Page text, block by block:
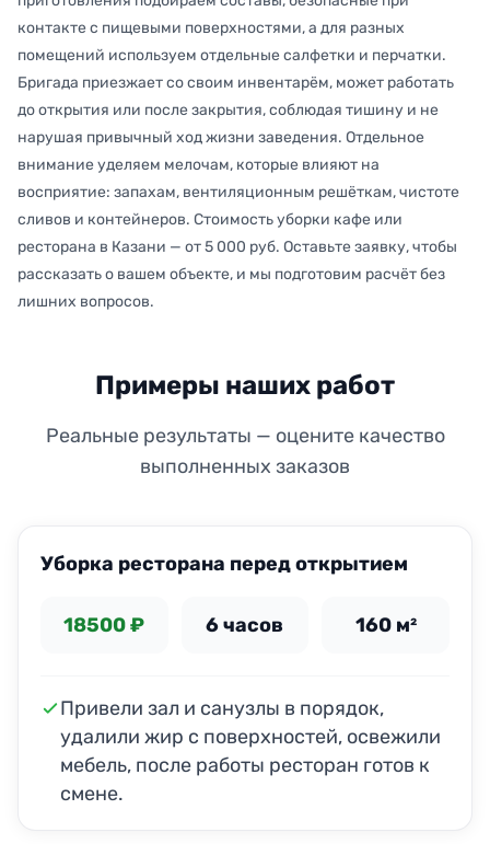
контакте с пищевыми поверхностями, а для разных
помещений используем отдельные салфетки и перчатки.
Бригада приезжает со своим инвентарём, может работать
до открытия или после закрытия, соблюдая тишину и не
нарушая привычный ход жизни заведения. Отдельное
внимание уделяем мелочам, которые влияют на
восприятие: запахам, вентиляционным решёткам, чистоте
сливов и контейнеров. Стоимость уборки кафе или
ресторана в Казани — от 5 000 руб. Оставьте заявку, чтобы
рассказать о вашем объекте, и мы подготовим расчёт без
лишних вопросов.
Примеры наших работ
Реальные результаты — оцените качество
выполненных заказов
Уборка ресторана перед открытием
18500 ₽ 6 часов 160 м²
Привели зал и санузлы в порядок,
удалили жир с поверхностей, освежили
мебель, после работы ресторан готов к
смене.